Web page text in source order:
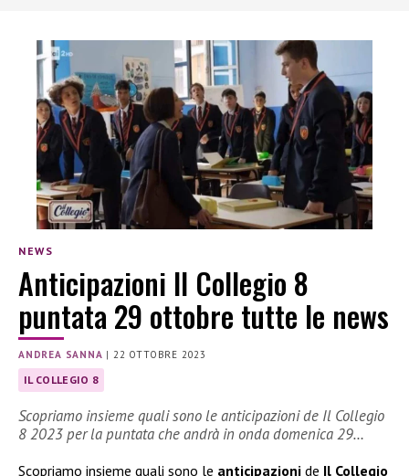
NEWS
Anticipazioni Il Collegio 8
puntata 29 ottobre tutte le news
ANDREA SANNA | 22 OTTOBRE 2023
IL COLLEGIO 8
Scopriamo insieme quali sono le anticipazioni de Il Collegio
8 2023 per la puntata che andrà in onda domenica 29…
Scopriamo insieme quali sono le anticipazioni de Il Collegio